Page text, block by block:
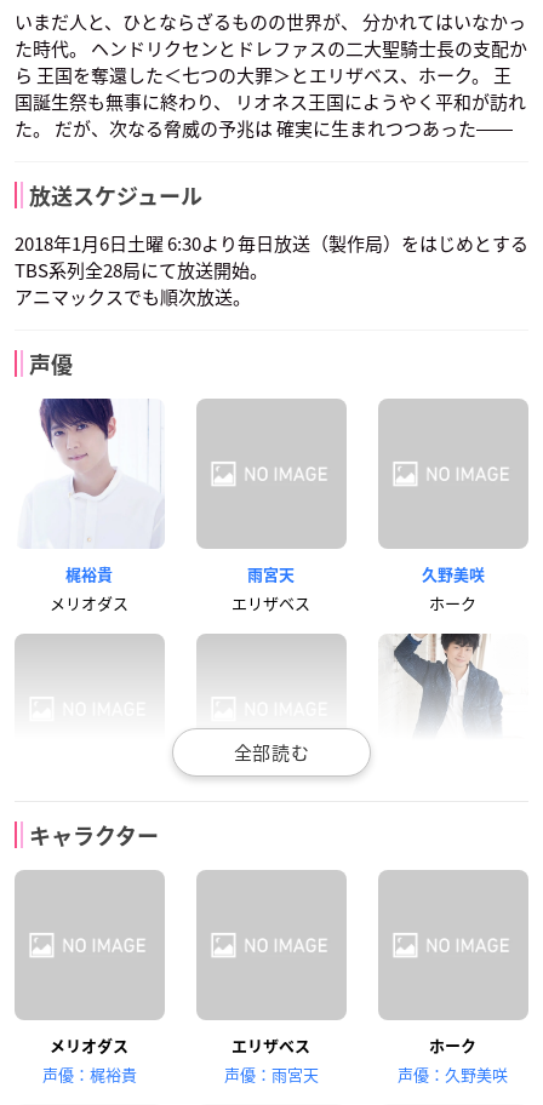
いまだ人と、ひとならざるものの世界が、 分かれてはいなかっ
た時代。 ヘンドリクセンとドレファスの二大聖騎士長の支配か
ら 王国を奪還した＜七つの大罪＞とエリザベス、ホーク。 王
国誕生祭も無事に終わり、 リオネス王国にようやく平和が訪れ
た。 だが、次なる脅威の予兆は 確実に生まれつつあった――
放送スケジュール
2018年1月6日土曜 6:30より毎日放送（製作局）をはじめとする
TBS系列全28局にて放送開始。
アニマックスでも順次放送。
声優
梶裕貴
メリオダス
雨宮天
エリザベス
久野美咲
ホーク
ディアンヌ
髙木裕平
ゴウセル
坂本真綾
マーリン
宮野真守
ギルサンダー
キャラクター
メリオダス
声優：梶裕貴
エリザベス
声優：雨宮天
ホーク
声優：久野美咲